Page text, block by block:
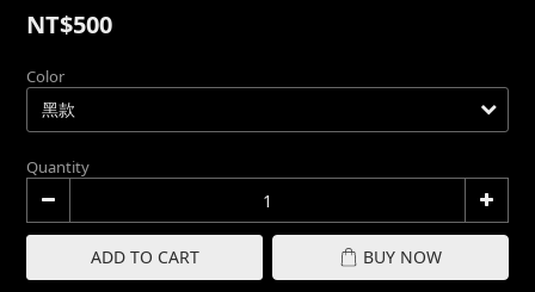
NT$500
Color
Quantity
ADD TO CART BUY NOW